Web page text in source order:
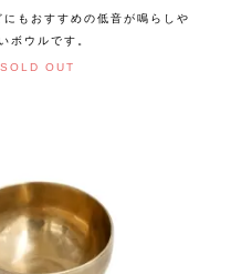
もおすすめの低音が鳴らしや
ボウルです。
SOLD OUT